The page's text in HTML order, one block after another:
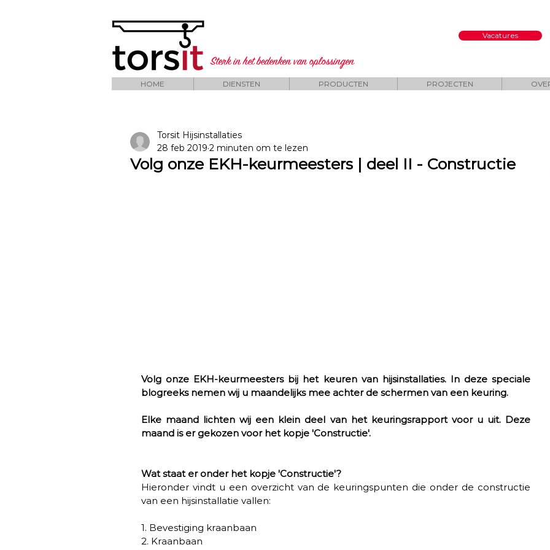
Vacatures
Sterk in het bedenkenvan oplossingen
HOME DIENSTEN PRODUCTEN PROJECTEN
Volg onze EKH-keurmeesters | deel II - Constructie
Torsit Hijsinstallaties
28 feb 2019 2 minuten om te lezen
Volg onze EKH-keurmeesters bij het keuren van hijsinstallaties. In deze speciale
blogreeks nemen wij u maandelijks mee achter de schermen van een keuring.
Elke maand lichten wij een klein deel van het keuringsrapport voor u uit. Deze
maand is er gekozen voor het kopje 'Constructie'.
Wat staat er onder het kopje 'Constructie'?
Hieronder vindt u een overzicht van de keuringspunten die onder de constructie
van een hijsinstallatie vallen:
1. Bevestiging kraanbaan
2. Kraanbaan